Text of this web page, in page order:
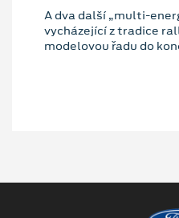
A dva další „multi-
vycházející z tradice
modelovou řadu do